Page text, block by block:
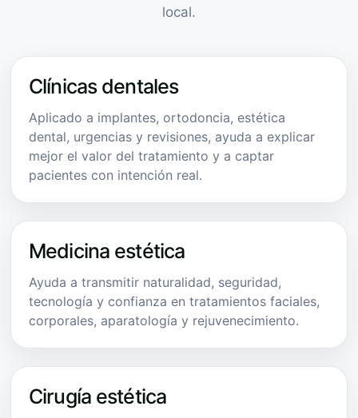
local.
Clínicas dentales
Aplicado a implantes, ortodoncia, estética
dental, urgencias y revisiones, ayuda a explicar
mejor el valor del tratamiento y a captar
pacientes con intención real.
Medicina estética
Ayuda a transmitir naturalidad, seguridad,
tecnología y confianza en tratamientos faciales,
corporales, aparatología y rejuvenecimiento.
Cirugía estética